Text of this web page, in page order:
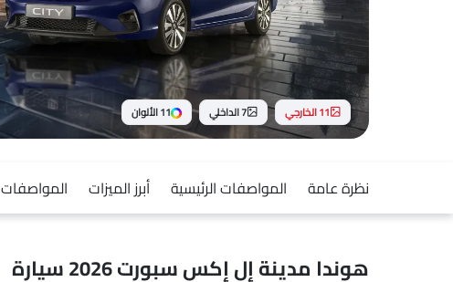
11 الخارجي 7 الداخلي 11 الألوان
نظرة عامة المواصفات الرئيسية أبرز الميزات المواصفات
هوندا مدينة إل إكس سبورت 2026 سيارة